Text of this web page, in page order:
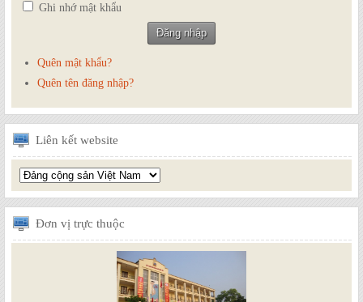
Ghi nhớ mật khẩu
Quên mật khẩu?
Quên tên đăng nhập?
Liên kết website
Đơn vị trực thuộc